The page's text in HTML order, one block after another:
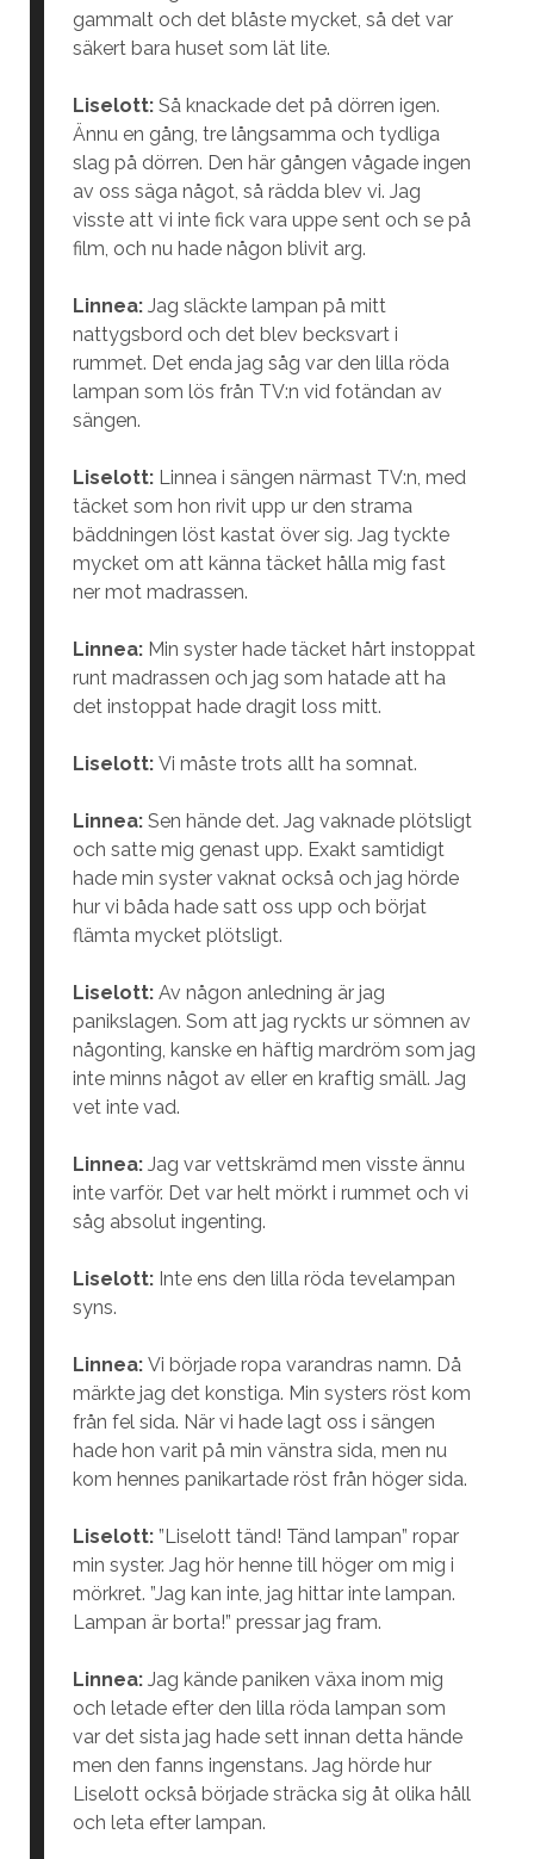
gammalt och det blåste mycket, så det var
säkert bara huset som lät lite.
Liselott: Så knackade det på dörren igen.
Ännu en gång, tre långsamma och tydliga
slag på dörren. Den här gången vågade ingen
av oss säga något, så rädda blev vi. Jag
visste att vi inte fick vara uppe sent och se på
film, och nu hade någon blivit arg.
Linnea: Jag släckte lampan på mitt
nattygsbord och det blev becksvart i
rummet. Det enda jag såg var den lilla röda
lampan som lös från TV:n vid fotändan av
sängen.
Liselott: Linnea i sängen närmast TV:n, med
täcket som hon rivit upp ur den strama
bäddningen löst kastat över sig. Jag tyckte
mycket om att känna täcket hålla mig fast
ner mot madrassen.
Linnea: Min syster hade täcket hårt instoppat
runt madrassen och jag som hatade att ha
det instoppat hade dragit loss mitt.
Liselott: Vi måste trots allt ha somnat.
Linnea: Sen hände det. Jag vaknade plötsligt
och satte mig genast upp. Exakt samtidigt
hade min syster vaknat också och jag hörde
hur vi båda hade satt oss upp och börjat
flämta mycket plötsligt.
Liselott: Av någon anledning är jag
panikslagen. Som att jag ryckts ur sömnen av
någonting, kanske en häftig mardröm som jag
inte minns något av eller en kraftig smäll. Jag
vet inte vad.
Linnea: Jag var vettskrämd men visste ännu
inte varför. Det var helt mörkt i rummet och vi
såg absolut ingenting.
Liselott: Inte ens den lilla röda tevelampan
syns.
Linnea: Vi började ropa varandras namn. Då
märkte jag det konstiga. Min systers röst kom
från fel sida. När vi hade lagt oss i sängen
hade hon varit på min vänstra sida, men nu
kom hennes panikartade röst från höger sida.
Liselott: ”Liselott tänd! Tänd lampan” ropar
min syster. Jag hör henne till höger om mig i
mörkret. ”Jag kan inte, jag hittar inte lampan.
Lampan är borta!” pressar jag fram.
Linnea: Jag kände paniken växa inom mig
och letade efter den lilla röda lampan som
var det sista jag hade sett innan detta hände
men den fanns ingenstans. Jag hörde hur
Liselott också började sträcka sig åt olika håll
och leta efter lampan.